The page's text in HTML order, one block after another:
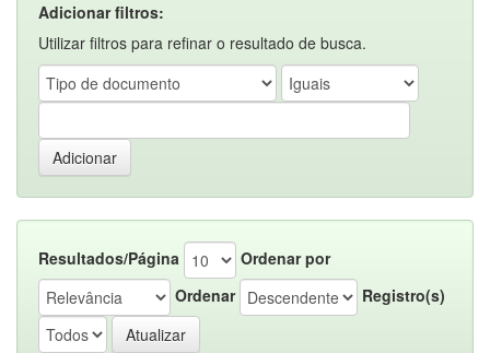
Adicionar filtros:
Utilizar filtros para refinar o resultado de busca.
Resultados/Página
Ordenar por
Ordenar
Registro(s)